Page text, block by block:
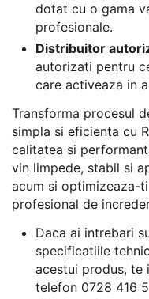
dotat cu o gama
profesionale.
Distribuitor
autorizati pentru
care activeaza in
Transforma procesul
simpla si eficienta cu
calitatea si
vin limpede, stabil si
acum si optimizeaza-
profesional de
Daca ai intrebari
specificatiile
acestui produs, te
telefon 0728 416